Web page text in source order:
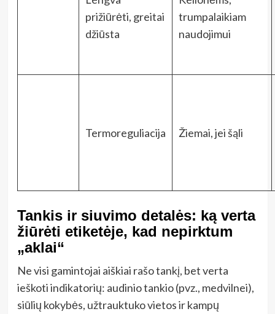
prižiūrėti, greitai
džiūsta
trumpalaikiam
naudojimui
Termoreguliacija Žiemai, jei šąli
Tankis ir siuvimo detalės: ką verta
žiūrėti etiketėje, kad nepirktum
„aklai“
Ne visi gamintojai aiškiai rašo tankį, bet verta
ieškoti indikatorių: audinio tankio (pvz., medvilnei),
siūlių kokybės, užtrauktuko vietos ir kampų